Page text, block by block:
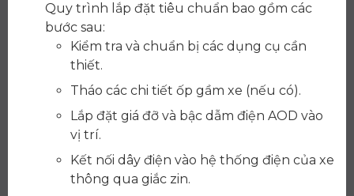
Quy trình lắp đặt tiêu chuẩn bao gồm các
bước sau:
Kiểm tra và chuẩn bị các dụng cụ cần
thiết.
Tháo các chi tiết ốp gầm xe (nếu có).
Lắp đặt giá đỡ và bậc dẫm điện AOD vào
vị trí.
Kết nối dây điện vào hệ thống điện của xe
thông qua giắc zin.